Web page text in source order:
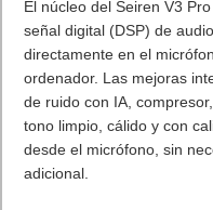
El núcleo del Seiren V3
señal digital (DSP) de
directamente en el
ordenador. Las mejoras
de ruido con IA,
tono limpio, cálido y con
desde el micrófono, sin
adicional.